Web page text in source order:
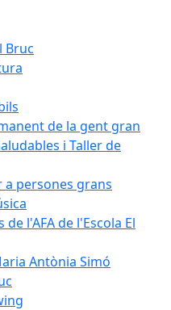
Bruc
de la gent gran
i Taller de
a persones grans
de l'AFA de l'Escola El
Antònia Simó